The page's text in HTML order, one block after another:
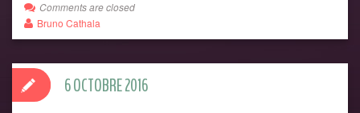
Comments are closed
Bruno Cathala
6 OCTOBRE 2016